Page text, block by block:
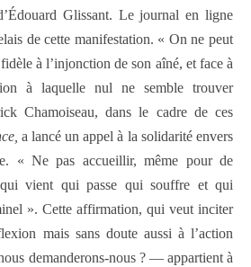
Glissant. Le journal en ligne
de cette manifestation. « On ne peut
à l’injonction de son aîné, et face à
à laquelle nul ne semble trouver
Chamoiseau, dans le cadre de ces
a lancé un appel à la solidarité envers
« Ne pas accueillir, même pour de
vient qui passe qui souffre et qui
». Cette affirmation, qui veut inciter
mais sans doute aussi à l’action
demanderons-nous ? — appartient à